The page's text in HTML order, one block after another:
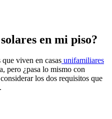
en mi piso?
viven en casas unifamiliares
pero ¿pasa lo mismo con
los dos requisitos que